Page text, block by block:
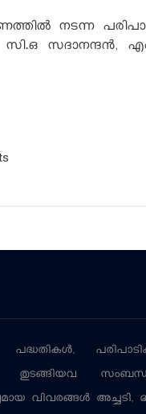
നടന്ന
സദാനന്ദന്‍, എം
പദ്ധതികള്‍,
തുടങ്ങിയവ
വിവരങ്ങള്‍ അച്ചടി,